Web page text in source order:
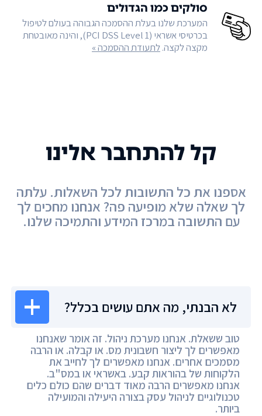
סולקים כמו הגדולים
המערכת שלנו בעלת ההסמכה הגבוהה בעולם לטיפול
בכרטיסי אשראי (PCI DSS Level 1), והינה מאובטחת
מקצה לקצה.לתעודת ההסמכה »
לא הבנתי, מה אתם עושים בכלל?
טוב ששאלת. אנחנו מערכת ניהול. זה אומר שאנחנו
מאפשרים לך ליצור חשבונית מס. או קבלה. או הרבה
מסמכים אחרים. אנחנו מאפשרים לך לחייב את
הלקוחות של בהוראות קבע. באשראי או במס"ב.
אנחנו מאפשרים הרבה מאוד דברים שהם כולם כלים
טכנולוגיים לניהול עסק בצורה היעילה והמועילה
ביותר.
קל להתחבר אלינו
אספנו את כל התשובות לכל השאלות. עלתה
לך שאלה שלא מופיעה פה? אנחנו מחכים לך
עם התשובה במרכז המידע והתמיכה שלנו.